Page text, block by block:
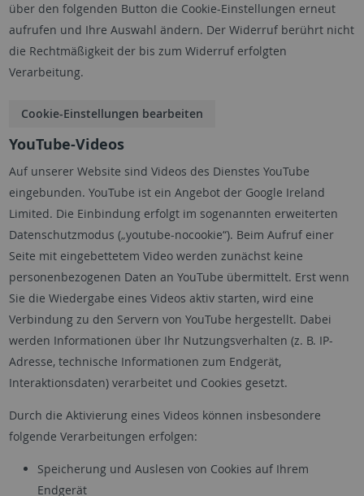
über den folgenden Button die Cookie-Einstellungen erneut
aufrufen und Ihre Auswahl ändern. Der Widerruf berührt nicht
die Rechtmäßigkeit der bis zum Widerruf erfolgten
Verarbeitung.
Cookie-Einstellungen bearbeiten
YouTube-Videos
Auf unserer Website sind Videos des Dienstes YouTube
eingebunden. YouTube ist ein Angebot der Google Ireland
Limited. Die Einbindung erfolgt im sogenannten erweiterten
Datenschutzmodus („youtube-nocookie“). Beim Aufruf einer
Seite mit eingebettetem Video werden zunächst keine
personenbezogenen Daten an YouTube übermittelt. Erst wenn
Sie die Wiedergabe eines Videos aktiv starten, wird eine
Verbindung zu den Servern von YouTube hergestellt. Dabei
werden Informationen über Ihr Nutzungsverhalten (z. B. IP-
Adresse, technische Informationen zum Endgerät,
Interaktionsdaten) verarbeitet und Cookies gesetzt.
Durch die Aktivierung eines Videos können insbesondere
folgende Verarbeitungen erfolgen:
Speicherung und Auslesen von Cookies auf Ihrem
Endgerät